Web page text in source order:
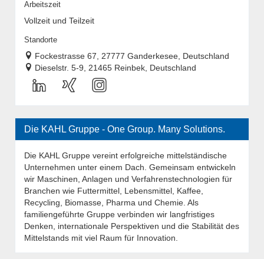
Arbeitszeit
Vollzeit und Teilzeit
Standorte
Fockestrasse 67, 27777 Ganderkesee, Deutschland
Dieselstr. 5-9, 21465 Reinbek, Deutschland
Die KAHL Gruppe - One Group. Many Solutions.
Die KAHL Gruppe vereint erfolgreiche mittelständische
Unternehmen unter einem Dach. Gemeinsam entwickeln
wir Maschinen, Anlagen und Verfahrenstechnologien für
Branchen wie Futtermittel, Lebensmittel, Kaffee,
Recycling, Biomasse, Pharma und Chemie. Als
familiengeführte Gruppe verbinden wir langfristiges
Denken, internationale Perspektiven und die Stabilität des
Mittelstands mit viel Raum für Innovation.